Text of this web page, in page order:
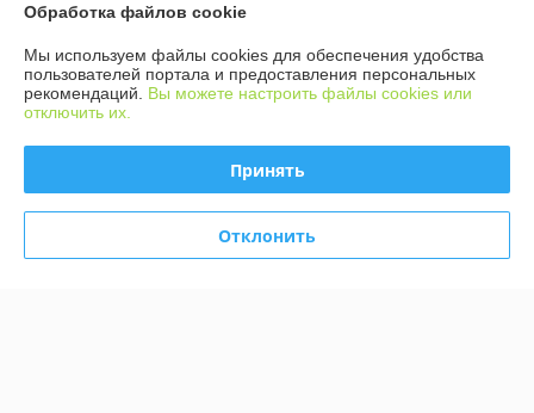
Михаил
Отлично
Михаил
Отлично
Обращался в магазин дважды. В первый раз доставка была почтой
второй раз приезжал в магазин. Помогли с выбором, объяснили,
Обработка файлов cookie
Мы используем файлы cookies для обеспечения удобства
пользователей портала и предоставления персональных
рекомендаций. Вы можете настроить файлы cookies или
отключить их.
Принять
Отклонить